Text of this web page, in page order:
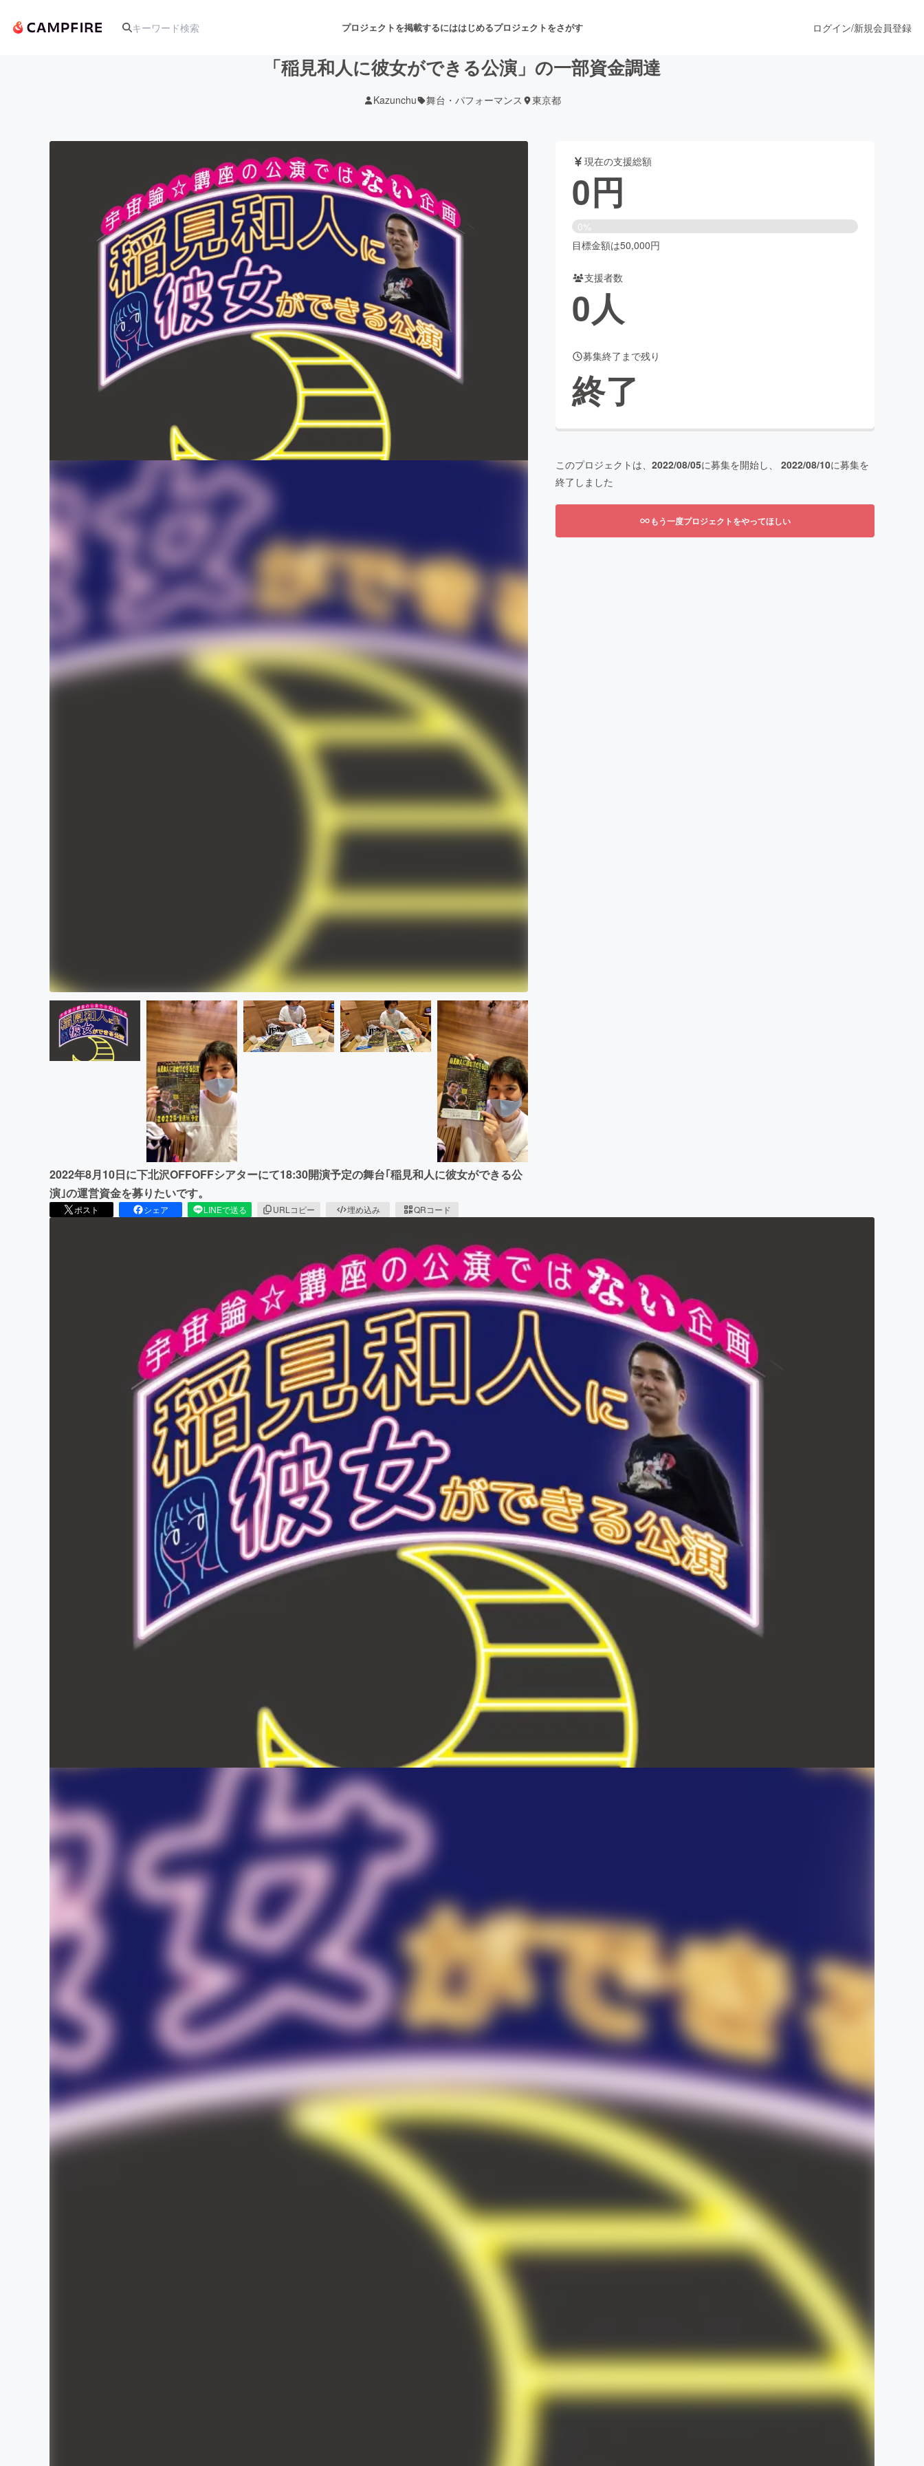
プロジェクトを掲載するにははじめるプロジェクトをさがす
音楽 舞台・パフォーマンス
テクノロジー・ガジェット ゲーム・サービス開発
映像・映画 書籍・雑誌出版
ビジネス・起業 ビューティー・ヘルスケア
まちづくり・地域活性化
CAMPFIRE for Social Good
CAMPFIREふるさと納税
ログイン/新規会員登録
「稲見和人に彼女ができる公演」の一部資金調達
Kazunchu 舞台・パフォーマンス 東京都
2022年8月10日に下北沢OFFOFFシアターにて18:30開演予定の舞台｢稲見和人に彼女ができる公
演｣の運営資金を募りたいです。
ポスト シェア LINEで送る URLコピー 埋め込み QRコード
現在の支援総額
0円
0%
目標金額は50,000円
支援者数
0人
募集終了まで残り
終了
このプロジェクトは、 2022/08/05に募集を開始し、 2022/08/10に募集を
終了しました
もう一度プロジェクトをやってほしい